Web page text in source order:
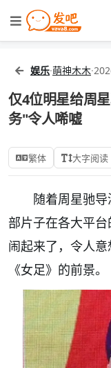
娱乐·萌神木木·
仅4位明星给周
务"令人唏嘘
繁体 大字阅读
随着周星驰
部片子在各大平
闹起来了，令人
《女足》的前景。